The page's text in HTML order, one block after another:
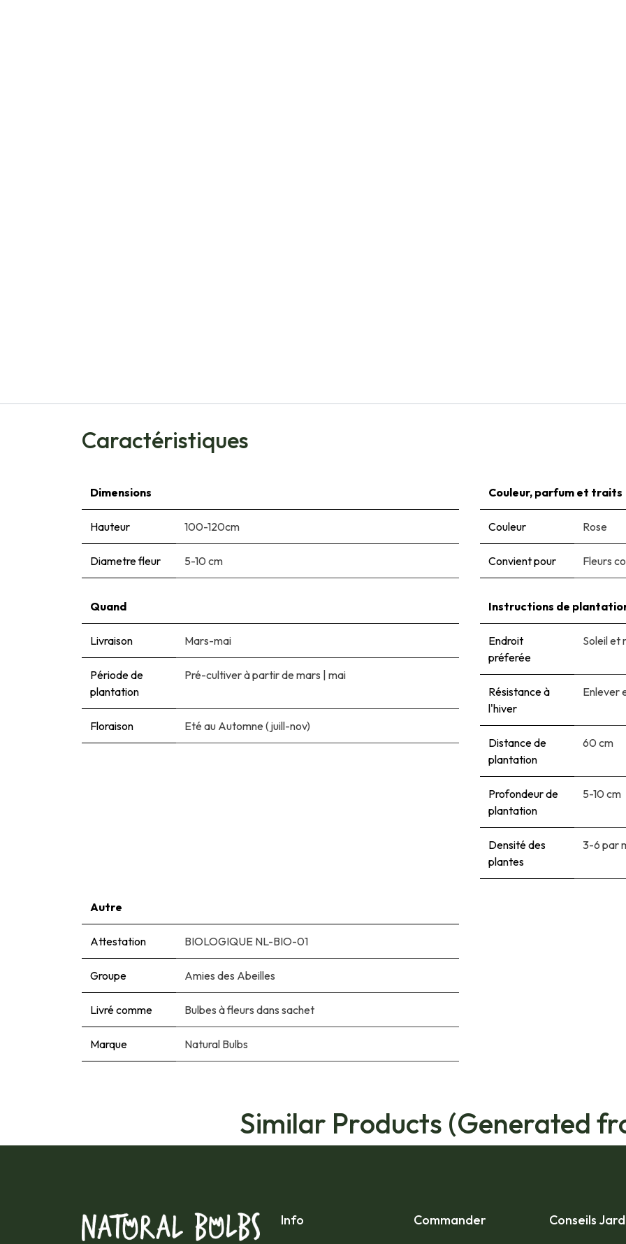
Caractéristiques
Dimensions
Hauteur 100-120cm
Diametre fleur 5-10 cm
Couleur, parfum et traits
Couleur Rose
Convient pour Fleurs
Quand
Livraison Mars-mai
Période de
plantation
Pré-cultiver à partir de mars mai
Floraison Eté au Automne (juill-nov)
Instructions de
Endroit
préferée
Soleil et
Résistance à
l'hiver
Enlever
Distance de
plantation
60 cm
Profondeur de
plantation
5-10 cm
Densité des
plantes
3-6 par
Autre
Attestation BIOLOGIQUE NL-BIO-01
Groupe Amies des Abeilles
Livré comme Bulbes à fleurs dans sachet
Marque Natural Bulbs
Similar Products (Generated
Info Commander Conseils